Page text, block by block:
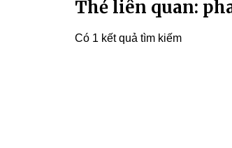
Thẻ liên quan:
Có 1 kết quả tìm kiếm